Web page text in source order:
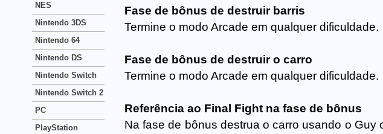
Fase de bônus de destruir barris
Termine o modo Arcade em qualquer dificuldade.
Fase de bônus de destruir o carro
Termine o modo Arcade em qualquer dificuldade.
Referência ao Final Fight na fase de bônus
Na fase de bônus destrua o carro usando o Guy
NES
Nintendo 3DS
Nintendo 64
Nintendo DS
Nintendo Switch
Nintendo Switch 2
PC
PlayStation